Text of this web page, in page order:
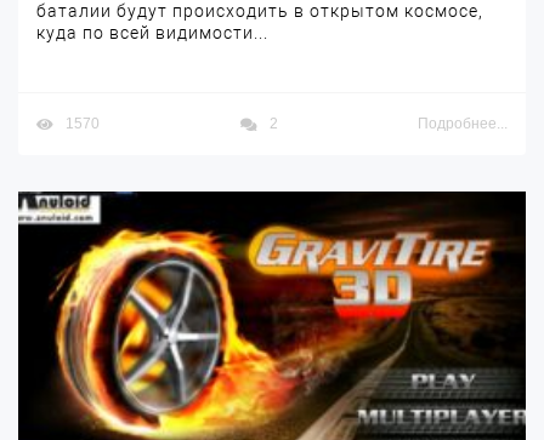
баталии будут происходить в открытом космосе,
куда по всей видимости...
1570 2 Подробнее...